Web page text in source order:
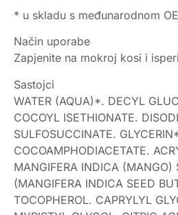
* u skladu s međunarodnom
Način uporabe
Zapjenite na mokroj kosi i
Sastojci
WATER (AQUA)*. DECYL
COCOYL ISETHIONATE.
SULFOSUCCINATE.
COCOAMPHODIACETATE.
MANGIFERA INDICA (MANGO)
(MANGIFERA INDICA SEED
TOCOPHEROL. CAPRYLYL